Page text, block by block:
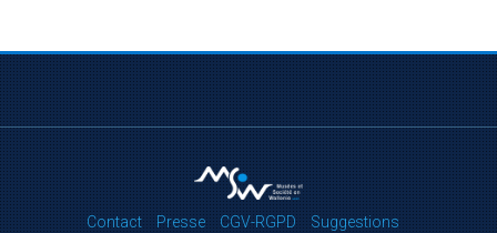
Contact Presse CGV-RGPD Suggestions